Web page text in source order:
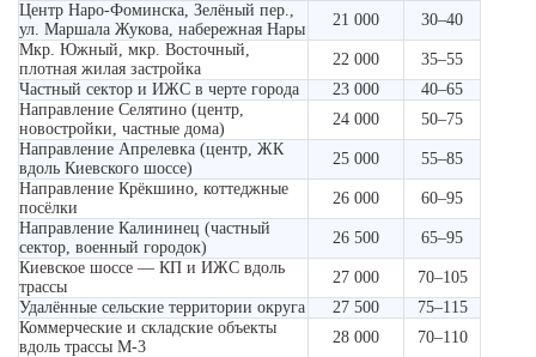
Центр Наро-Фоминска, Зелёный пер.,
ул. Маршала Жукова, набережная Нары
21 000
30–40
Мкр. Южный, мкр. Восточный,
плотная жилая застройка
22 000
35–55
Частный сектор и ИЖС в черте города
23 000
40–65
Направление Селятино (центр,
новостройки, частные дома)
24 000
50–75
Направление Апрелевка (центр, ЖК
вдоль Киевского шоссе)
25 000
55–85
Направление Крёкшино, коттеджные
посёлки
26 000
60–95
Направление Калининец (частный
сектор, военный городок)
26 500
65–95
Киевское шоссе — КП и ИЖС вдоль
трассы
27 000
70–105
Удалённые сельские территории округа
27 500
75–115
Коммерческие и складские объекты
вдоль трассы М-3
28 000
70–110